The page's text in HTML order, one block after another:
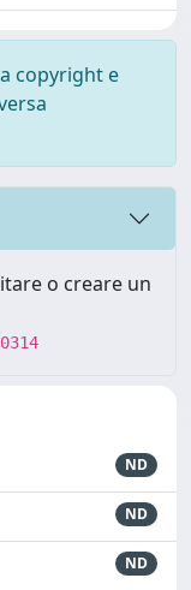
copyright e
o creare un
ND
ND
ND